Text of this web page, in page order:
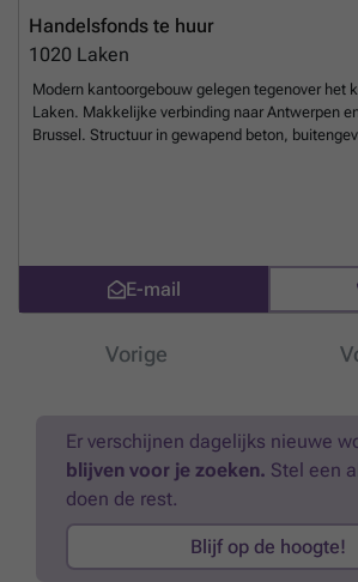
Handelsfonds te huur
1020 Laken
Modern kantoorgebouw gelegen tegenover het
Laken. Makkelijke verbinding naar Antwerpen
Brussel. Structuur in gewapend beton,
dubbele beglazing. Vals plafond in glaswol en
Vasttapijt, verwarming via convectoren en
E-mail
Vorige
Er verschijnen dagelijks nieuwe
blijven voor je zoeken. Stel een
doen de rest.
Blijf op de hoogte!